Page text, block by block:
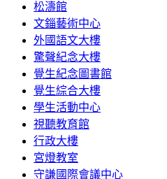
松濤館
文錙藝術中心
外國語文大樓
驚聲紀念大樓
覺生紀念圖書館
覺生綜合大樓
學生活動中心
視聽教育館
行政大樓
宮燈教室
守謙國際會議中心